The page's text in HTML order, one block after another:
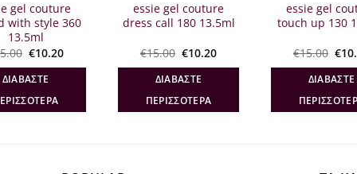
gel couture
with style 360
13.5ml
Original
was:
€15.00.
€10.20Η
ΔΙΑΒΆΣΤΕ
essie gel couture
dress call 180 13.5ml
€15.00 Original
was:
€15.00.
€10.20Η
ΔΙΑΒΆΣΤΕ
ΠΕΡΙΣΣΌΤΕΡΑ
essie gel
touch up 130
€15.00
was:
€
ΔΙΑΒΆΣΤΕ